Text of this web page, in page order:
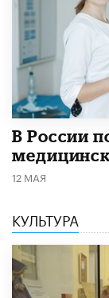
В России
12 МАЯ
КУЛЬТУРА